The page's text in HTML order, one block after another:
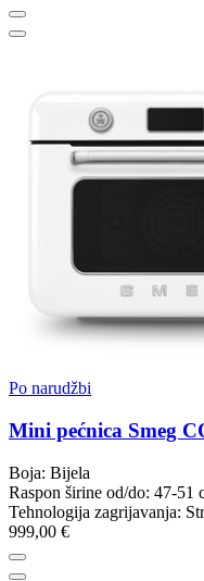
Po narudžbi
Mini pećnica Smeg
Boja: Bijela
Raspon širine od/do: 47-51
Tehnologija zagrijavanja:
999,00 €